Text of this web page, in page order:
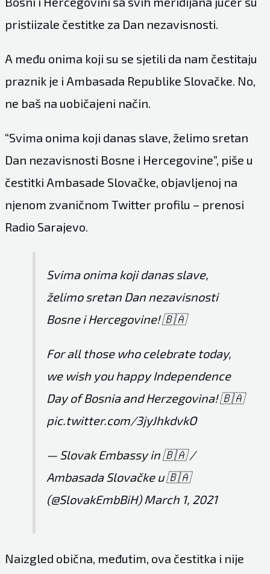
pristiizale čestitke za Dan nezavisnosti.
A među onima koji su se sjetili da nam čestitaju
praznik je i Ambasada Republike Slovačke. No,
ne baš na uobičajeni način.
“Svima onima koji danas slave, želimo sretan
Dan nezavisnosti Bosne i Hercegovine”, piše u
čestitki Ambasade Slovačke, objavljenoj na
njenom zvaničnom Twitter profilu – prenosi
Radio Sarajevo.
Svima onima koji danas slave,
želimo sretan Dan nezavisnosti
Bosne i Hercegovine! 🇧🇦
For all those who celebrate today,
we wish you happy Independence
Day of Bosnia and Herzegovina! 🇧🇦
pic.twitter.com/3jyJhkdvkO
— Slovak Embassy in 🇧🇦 /
Ambasada Slovačke u 🇧🇦
(@SlovakEmbBiH)March 1, 2021
Naizgled obična, međutim, ova čestitka i nije